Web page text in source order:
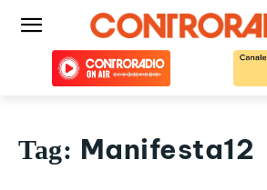
Tag: Manifesta12